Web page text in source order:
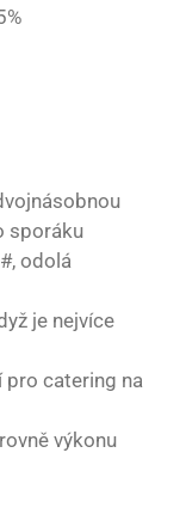
sporáku
odolá
je nejvíce
pro catering na
výkonu